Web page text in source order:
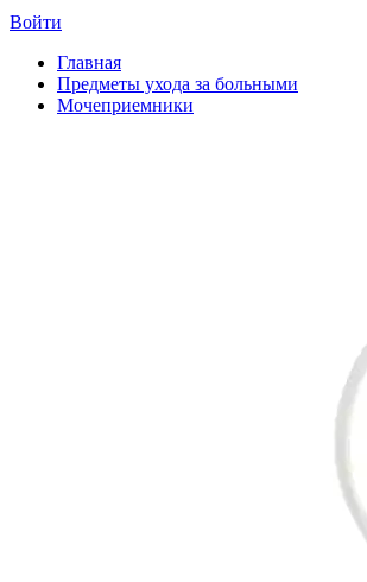
Войти
Главная
Предметы ухода за больными
Мочеприемники